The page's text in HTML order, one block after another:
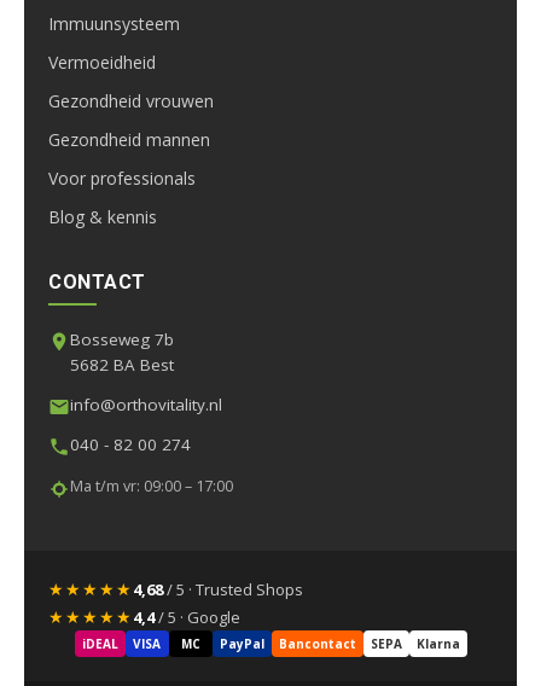
Immuunsysteem
Vermoeidheid
Gezondheid vrouwen
Gezondheid mannen
Voor professionals
Blog & kennis
CONTACT
Bosseweg 7b
5682 BA Best
info@orthovitality.nl
040 - 82 00 274
Ma t/m vr: 09:00 – 17:00
★★★★★4,68/ 5 · Trusted Shops
★★★★★4,4/ 5 · Google
iDEAL VISA MC PayPal Bancontact SEPA Klarna